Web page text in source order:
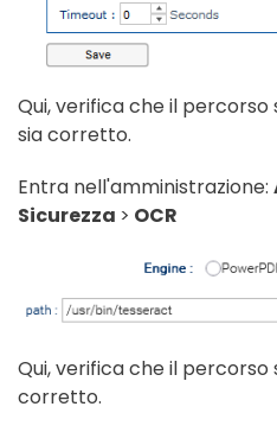
Qui, verifica che il
sia corretto.
Entra nell'amministrazione:
Sicurezza > OCR
Qui, verifica che il
corretto.